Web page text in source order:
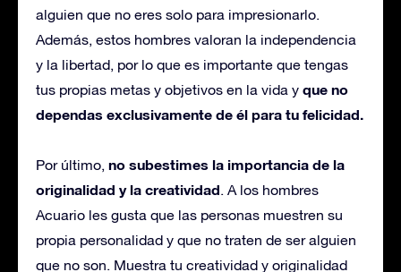
alguien que no eres solo para impresionarlo.
Además, estos hombres valoran la independencia
y la libertad, por lo que es importante que tengas
tus propias metas y objetivos en la vida y que no
dependas exclusivamente de él para tu felicidad.
Por último, no subestimes la importancia de la
originalidad y la creatividad. A los hombres
Acuario les gusta que las personas muestren su
propia personalidad y que no traten de ser alguien
que no son. Muestra tu creatividad y originalidad